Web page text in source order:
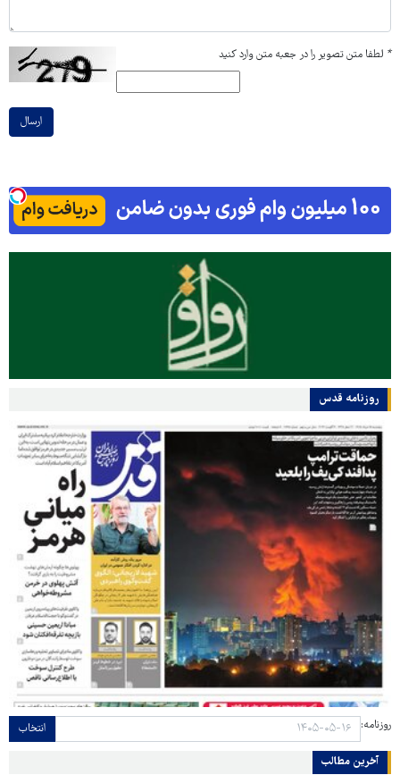
* لطفا متن تصویر را در جعبه متن وارد کنید
ارسال
روزنامه قدس
روزنامه: انتخاب
آخرین مطالب